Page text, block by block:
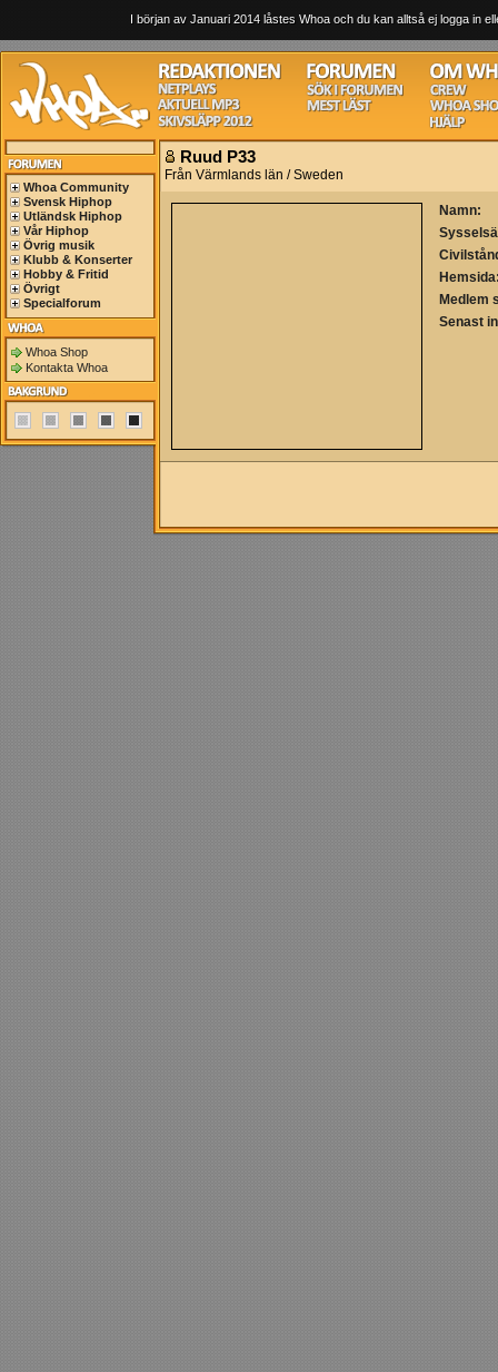
I början av Januari 2014 låstes Whoa och du kan alltså ej logga in
Whoa Community
Svensk Hiphop
Utländsk Hiphop
Vår Hiphop
Övrig musik
Klubb & Konserter
Hobby & Fritid
Övrigt
Specialforum
Whoa Shop
Kontakta Whoa
Ruud P33
Från Värmlands län / Sweden
Namn:
Medlem
Senast